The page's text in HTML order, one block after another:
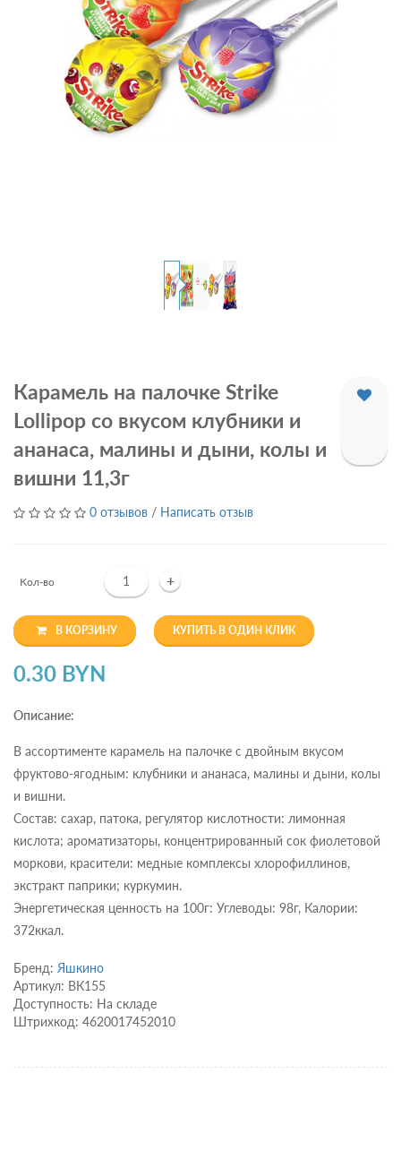
Карамель на палочке Strike
Lollipop со вкусом клубники и
ананаса, малины и дыни, колы и
вишни 11,3г
0 отзывов / Написать отзыв
Кол-во +
В КОРЗИНУ КУПИТЬ В ОДИН КЛИК
0.30 BYN
Описание:
В ассортименте карамель на палочке с двойным вкусом
фруктово-ягодным: клубники и ананаса, малины и дыни, колы
и вишни.
Состав: сахар, патока, регулятор кислотности: лимонная
кислота; ароматизаторы, концентрированный сок фиолетовой
моркови, красители: медные комплексы хлорофиллинов,
экстракт паприки; куркумин.
Энергетическая ценность на 100г: Углеводы: 98г, Калории:
372ккал.
Бренд: Яшкино
Артикул: ВК155
Доступность: На складе
Штрихкод: 4620017452010